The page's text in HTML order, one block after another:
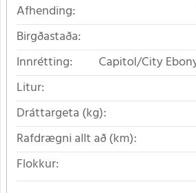
Afhending:
Birgðastaða:
Innrétting:
Capitol/City
Litur:
Dráttargeta (kg):
Rafdrægni allt að (km):
Flokkur: